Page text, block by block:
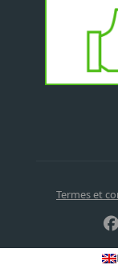
Termes et